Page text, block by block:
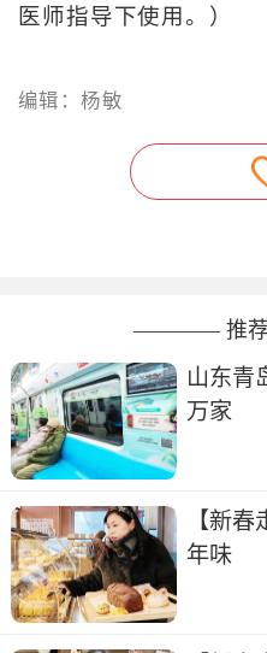
医师指导下使用。）
编辑：杨敏
———— 推
山东青
万家
【新
年味